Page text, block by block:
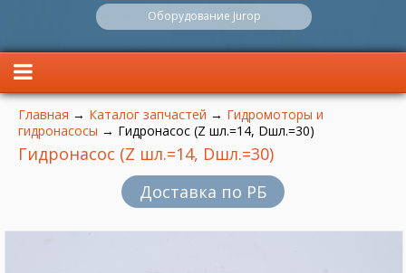
Оборудование Jurop
Вы здесь
Главная → Каталог запчастей → Гидромоторы и
гидронасосы → Гидронасос (Z шл.=14, Dшл.=30)
Гидронасос (Z шл.=14, Dшл.=30)
Доставка по РБ